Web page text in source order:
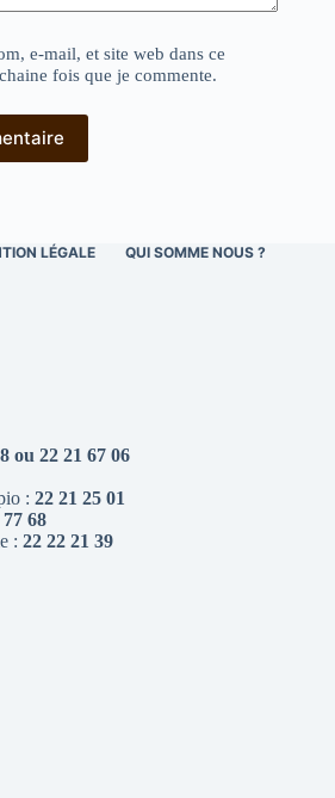
e-mail, et site web dans ce
fois que je commente.
LÉGALE QUI SOMME NOUS ?
ou 22 21 67 06
: 22 21 25 01
68
: 22 22 21 39